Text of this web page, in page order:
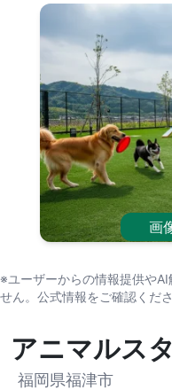
画
※ユーザーからの情報提供や
せん。公式情報をご確認くださ
アニマルス
福岡県福津市